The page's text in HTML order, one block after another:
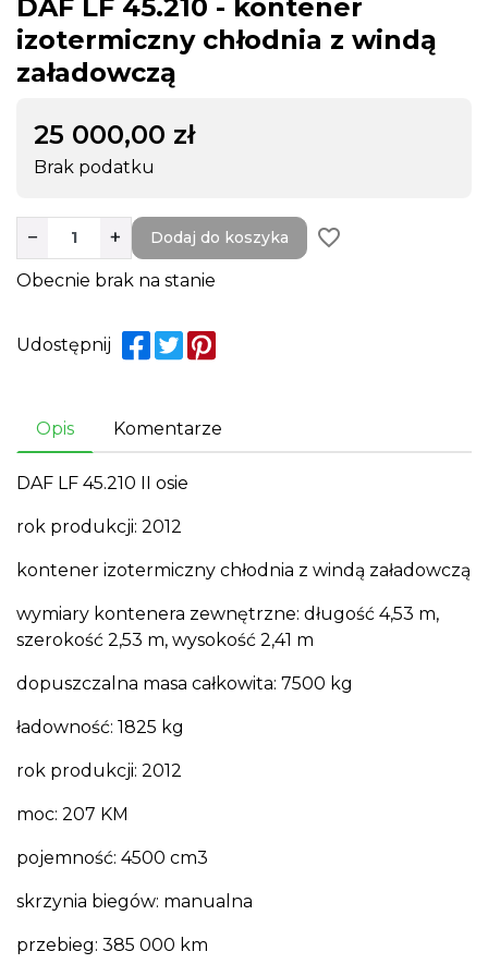
DAF LF 45.210 - kontener
izotermiczny chłodnia z windą
załadowczą
25 000,00 zł
Brak podatku
− + Dodaj do koszyka favorite_border
Obecnie brak na stanie
Udostępnij
Opis Komentarze
DAF LF 45.210 II osie
rok produkcji: 2012
kontener izotermiczny chłodnia z windą załadowczą
wymiary kontenera zewnętrzne: długość 4,53 m,
szerokość 2,53 m, wysokość 2,41 m
dopuszczalna masa całkowita: 7500 kg
ładowność: 1825 kg
rok produkcji: 2012
moc: 207 KM
pojemność: 4500 cm3
skrzynia biegów: manualna
przebieg: 385 000 km